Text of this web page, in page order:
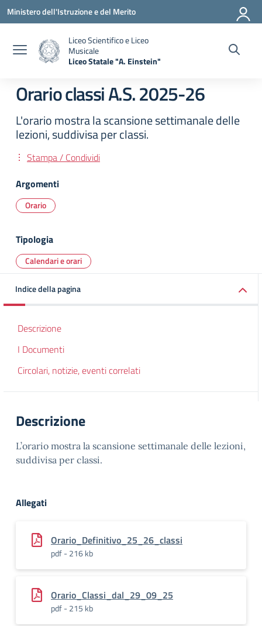
Vai ai contenuti
Vai al menu di navigazione
Vai al footer
Ministero dell'Istruzione e del Merito
Liceo Scientifico e Liceo
Musicale
Liceo Statale "A. Einstein"
Orario classi A.S. 2025-26
L'orario mostra la scansione settimanale delle
lezioni, suddivisa per classi.
Stampa / Condividi
Argomenti
Orario
Tipologia
Calendari e orari
Indice della pagina
Descrizione
I Documenti
Circolari, notizie, eventi correlati
Descrizione
L’orario mostra la scansione settimanale delle lezioni,
suddivisa per classi.
Allegati
Orario_Definitivo_25_26_classi
pdf - 216 kb
Orario_Classi_dal_29_09_25
pdf - 215 kb